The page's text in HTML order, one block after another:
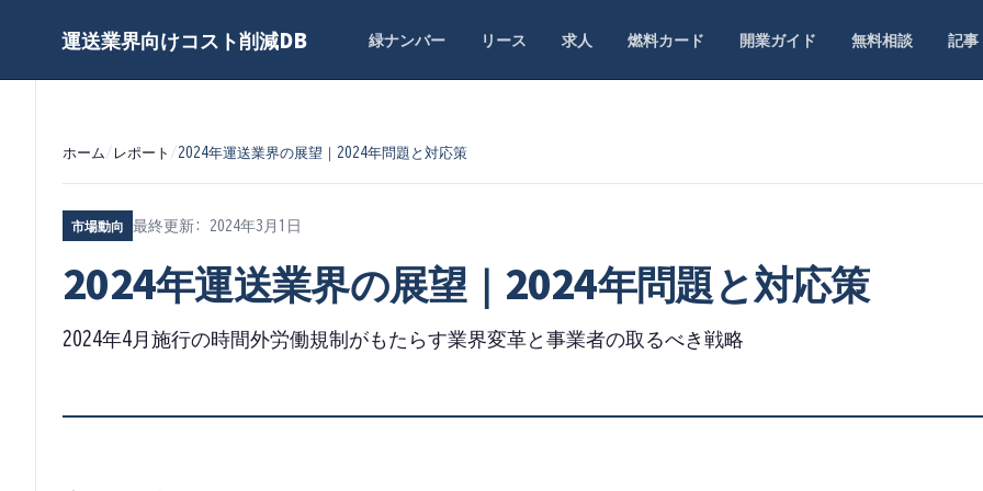
運送業界向けコスト削減DB 緑ナンバー リース 求人 燃料カード 開業ガイド 無料相談 記事
ホーム/ レポート / 2024年運送業界の展望｜2024年問題と対応策
市場動向 最終更新: 2024年3月1日
2024年運送業界の展望｜2024年問題と対応策
2024年4月施行の時間外労働規制がもたらす業界変革と事業者の取るべき戦略